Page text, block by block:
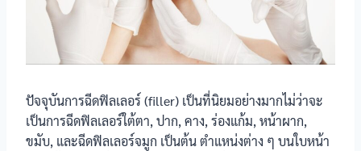
ปัจจุบันการฉีดฟิลเลอร์ (filler) เป็นที่นิยมอย่างมากไม่ว่าจะ
เป็นการฉีดฟิลเลอร์ใต้ตา, ปาก, คาง, ร่องแก้ม, หน้าผาก,
ขมับ, และฉีดฟิลเลอร์จมูก เป็นต้น ตำแหน่งต่าง ๆ บนใบหน้า